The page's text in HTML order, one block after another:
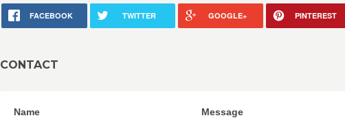
FACEBOOK TWITTER GOOGLE+ PINTEREST
CONTACT
Name Message